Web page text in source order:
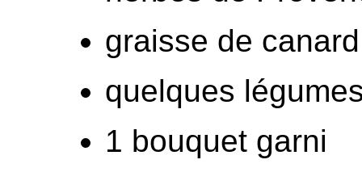
graisse de canard
quelques
1 bouquet garni